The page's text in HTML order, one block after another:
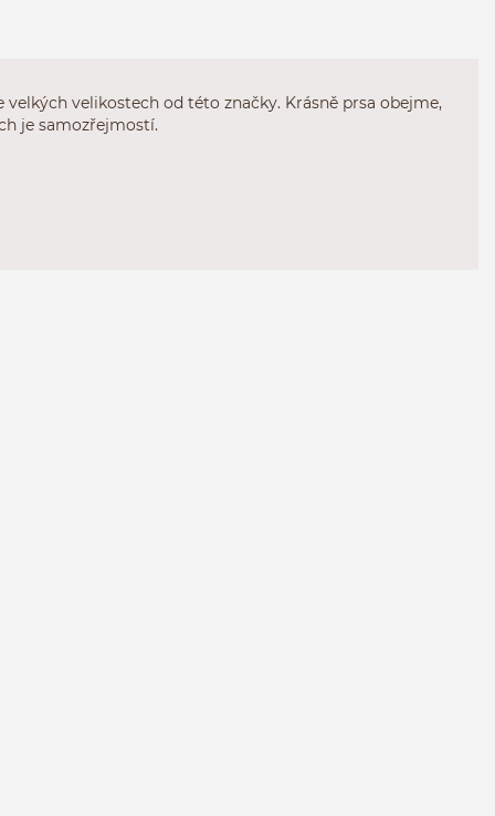
velikostech od této značky. Krásně prsa obejme,
je samozřejmostí.